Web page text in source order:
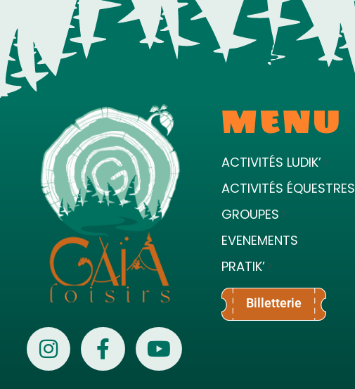
MENU
ACTIVITÉS LUDIK’
ACTIVITÉS ÉQUESTRES
GROUPES
EVENEMENTS
PRATIK’
Billetterie